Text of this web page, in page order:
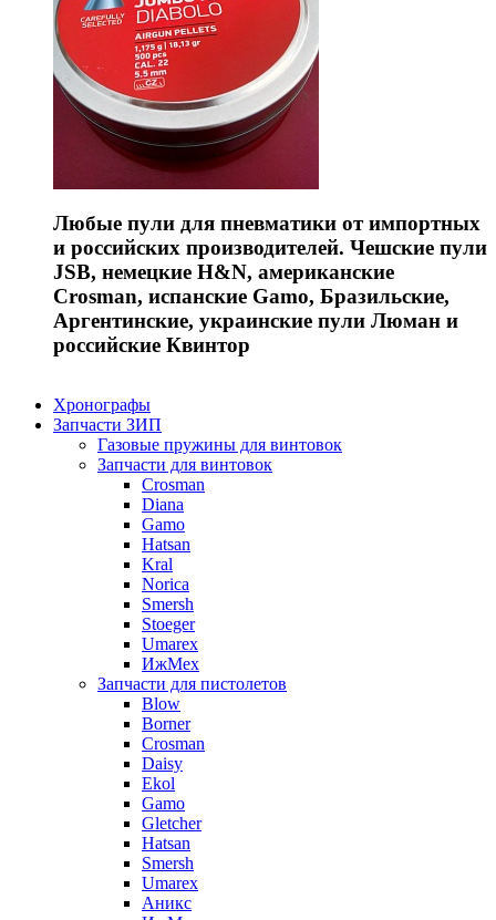
Любые пули для пневматики от импортных
и российских производителей. Чешские пули
JSB, немецкие H&N, американские
Crosman, испанские Gamo, Бразильские,
Аргентинские, украинские пули Люман и
российские Квинтор
Хронографы
Запчасти ЗИП
Газовые пружины для винтовок
Запчасти для винтовок
Crosman
Diana
Gamo
Hatsan
Kral
Norica
Smersh
Stoeger
Umarex
ИжМех
Запчасти для пистолетов
Blow
Borner
Crosman
Daisy
Ekol
Gamo
Gletcher
Hatsan
Smersh
Umarex
Аникс